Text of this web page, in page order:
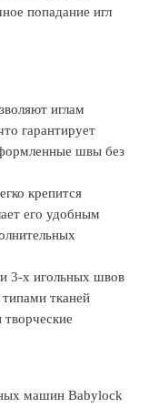
попадание игл
иглам
гарантирует
швы без
крепится
его удобным
3-х игольных швов
тканей
машин Babylock